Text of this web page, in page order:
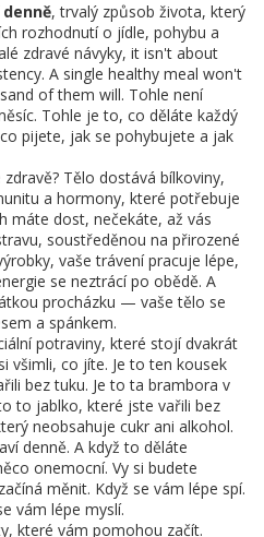
,trvalý způsob života, který
rozhodnutí o jídle, pohybu a
zdravé návyky, it isn't about
A single healthy meal won't
of them will. Tohle není
Tohle je to, co děláte každý
pijete, jak se pohybujete a jak
Tělo dostává bílkoviny,
a hormony, které potřebuje
máte dost, nečekáte, až vás
, soustředěnou na přirozené
, vaše trávení pracuje lépe,
se neztrácí po obědě. A
procházku — vaše tělo se
a spánkem.
potraviny, které stojí dvakrát
všimli, co jíte. Je to ten kousek
bez tuku. Je to ta brambora v
to jablko, které jste vařili bez
neobsahuje cukr ani alkohol.
denně. A když to děláte
onemocní. Vy si budete
měnit. Když se vám lépe spí.
vám lépe myslí.
které vám pomohou začít.